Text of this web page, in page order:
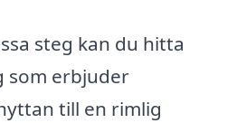
steg kan du hitta
som erbjuder
till en rimlig